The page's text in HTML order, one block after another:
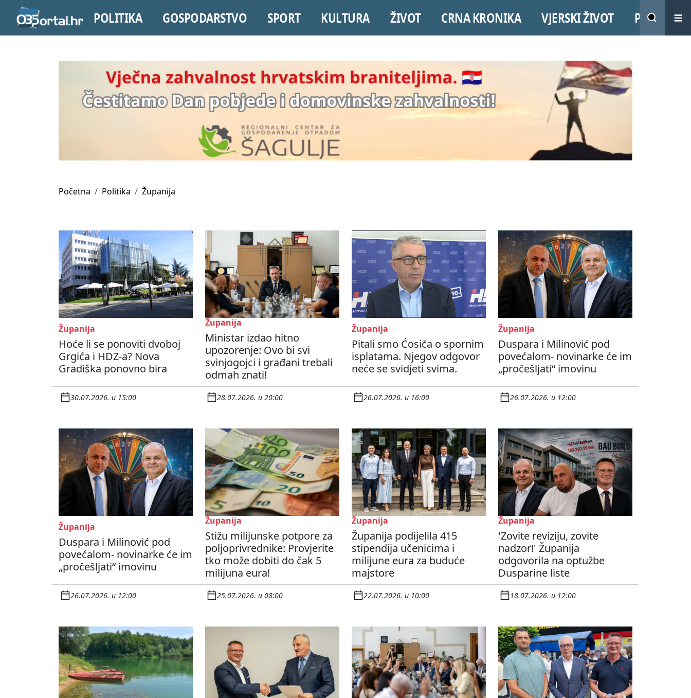
POLITIKA GOSPODARSTVO SPORT KULTURA ŽIVOT CRNA KRONIKA VJERSKI ŽIVOT PROMO
Početna Politika Županija
Županija
Hoće li se ponoviti dvoboj
Grgića i HDZ-a? Nova
Gradiška ponovno bira
30.07.2026. u 15:00
Županija
Ministar izdao hitno
upozorenje: Ovo bi svi
svinjogojci i građani trebali
odmah znati!
28.07.2026. u 20:00
Županija
Pitali smo Ćosića o spornim
isplatama. Njegov odgovor
neće se svidjeti svima.
26.07.2026. u 16:00
Županija
Duspara i Milinović pod
povećalom- novinarke će im
„pročešljati“ imovinu
26.07.2026. u 12:00
Županija
Duspara i Milinović pod
povećalom- novinarke će im
„pročešljati“ imovinu
26.07.2026. u 12:00
Županija
Stižu milijunske potpore za
poljoprivrednike: Provjerite
tko može dobiti do čak 5
milijuna eura!
25.07.2026. u 08:00
Županija
Županija podijelila 415
stipendija učenicima i
milijune eura za buduće
majstore
22.07.2026. u 10:00
Županija
'Zovite reviziju, zovite
nadzor!' Županija
odgovorila na optužbe
Dusparine liste
18.07.2026. u 12:00